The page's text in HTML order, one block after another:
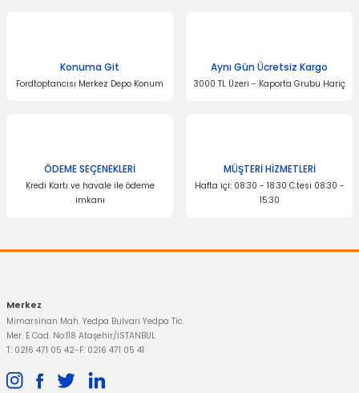
Konuma Git
Fordtoptancısı Merkez Depo Konum
Aynı Gün Ücretsiz Kargo
3000 TL Üzeri - Kaporta Grubu Hariç
ÖDEME SEÇENEKLERİ
Kredi Kartı ve havale ile ödeme
imkanı
MÜŞTERİ HİZMETLERİ
Hafta içi: 08:30 - 18:30 C.tesi 08:30 -
15:30
Merkez
Mimarsinan Mah. Yedpa Bulvarı Yedpa Tic.
Mer. E Cad. No:118 Ataşehir/İSTANBUL
T: 0216 471 05 42-F: 0216 471 05 41